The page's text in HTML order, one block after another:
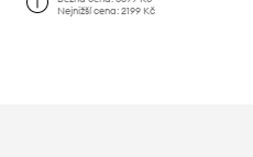
Nejnižší cena:2199 Kč